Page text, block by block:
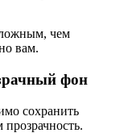
чем
вам.
фон
сохранить